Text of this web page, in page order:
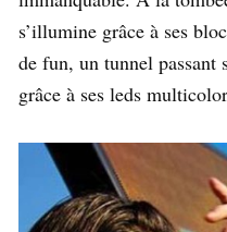
s’illumine grâce à ses
de fun, un tunnel passant
grâce à ses leds